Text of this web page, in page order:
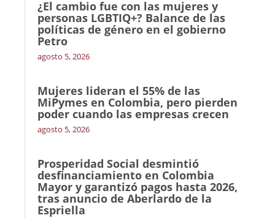
¿El cambio fue con las mujeres y
personas LGBTIQ+? Balance de las
políticas de género en el gobierno
Petro
agosto 5, 2026
Mujeres lideran el 55% de las
MiPymes en Colombia, pero pierden
poder cuando las empresas crecen
agosto 5, 2026
Prosperidad Social desmintió
desfinanciamiento en Colombia
Mayor y garantizó pagos hasta 2026,
tras anuncio de Aberlardo de la
Espriella